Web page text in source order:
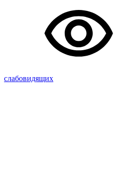
слабовидящих